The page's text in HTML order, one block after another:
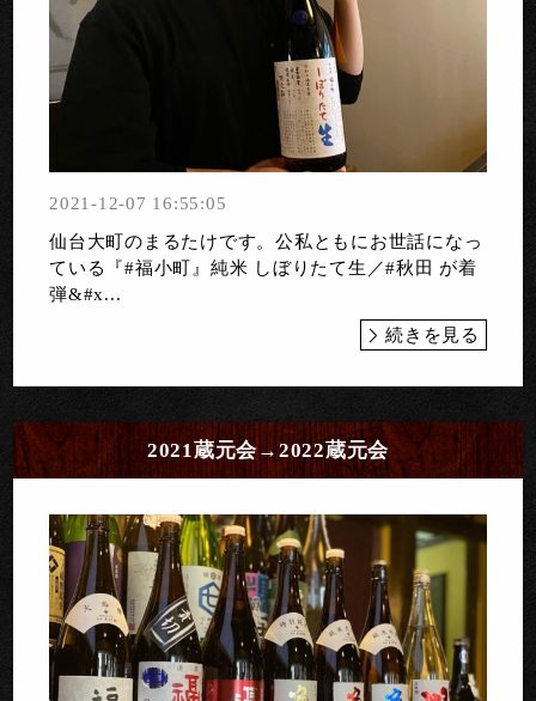
2021-12-07 16:55:05
仙台大町のまるたけです。公私ともにお世話になっ
ている『#福小町』純米 しぼりたて生／#秋田 が着
弾&#x...
続きを見る
2021蔵元会→2022蔵元会